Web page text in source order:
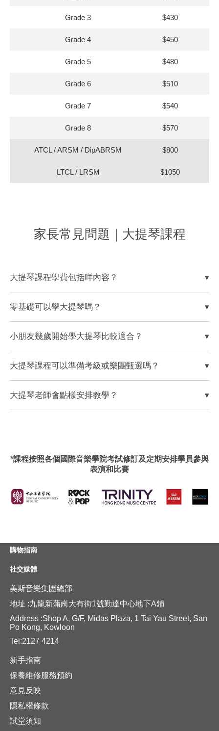
Grade 3 $430
Grade 4 $450
Grade 5 $480
Grade 6 $510
Grade 7 $540
Grade 8 $570
ATCL / ARSM / DipABRSM $800
LTCL / LRSM $1050
家長常見問題｜大提琴課程
大提琴課程學費包括咩內容？ ▾
零基礎可以學大提琴嗎？ ▾
小朋友幾歲開始學大提琴比較適合？ ▾
大提琴課程可以準備考級或樂團甄選嗎？ ▾
大提琴老師會點樣安排教學？ ▾
*課程按照各個國際音樂學院考試修訂及定期安排學員參與
表演和比賽
購物指南
社交媒體
美斯音樂集團總部
地址 :九龍新蒲崗大有街1號勤達中心地下A鋪
Address :Shop A, G/F, Midas Plaza, 1 Tai Yau Street, San
Po Kong, Kowloon
Tel:2127 4214
新手指南
保養維修服務預約
意見反映
隱私權條款
試堂須知